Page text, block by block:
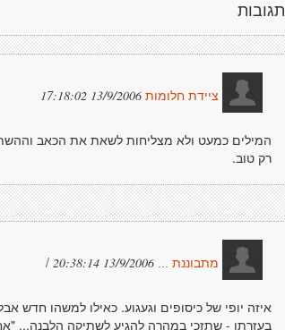
תגובות
ציידת חלומות 13/9/2006 17:18:02
המילים כמעט ולא מצליחות לשאת את הכאב
רק טוב.
מתבוננת ... 13/9/2006 20:38:14
/
איזה יופי של כיסופים וגעגוע. כאילו למשהו חדש
בעזרתו - שתזכי במהרה להגיע לשתיקה הלבנה...